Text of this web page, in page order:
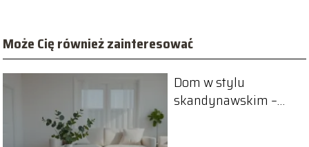
Może Cię również zainteresować
Dom w stylu
skandynawskim –